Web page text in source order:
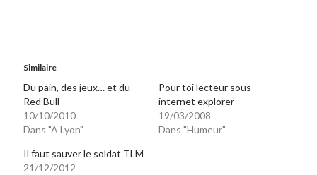
Sorties cuculturelles
Tavukoi
Vidéos
Similaire
Du pain, des jeux… et du
Red Bull
10/10/2010
Dans "A Lyon"
Pour toi lecteur sous
internet explorer
19/03/2008
Dans "Humeur"
Il faut sauver le soldat TLM
21/12/2012